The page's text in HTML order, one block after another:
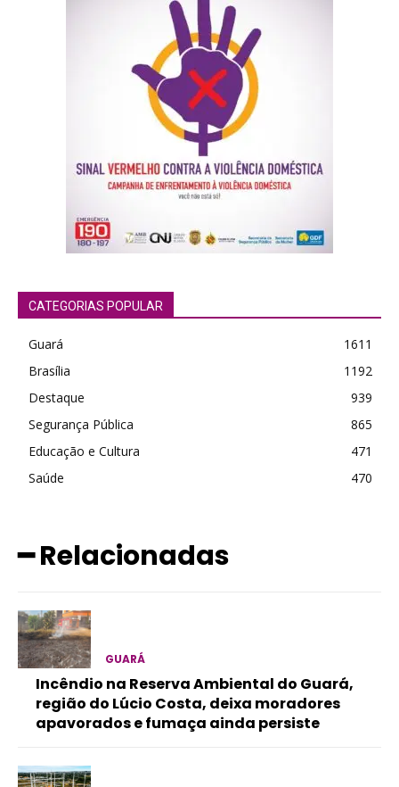
CATEGORIAS POPULAR
Guará
1611
Brasília
1192
Destaque
939
Segurança Pública
865
Educação e Cultura
471
Saúde
470
━ Relacionadas
GUARÁ
Incêndio na Reserva Ambiental do Guará,
região do Lúcio Costa, deixa moradores
apavorados e fumaça ainda persiste